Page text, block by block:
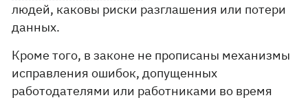
людей, каковы риски разглашения или потери
данных.
Кроме того, в законе не прописаны механизмы
исправления ошибок, допущенных
работодателями или работниками во время